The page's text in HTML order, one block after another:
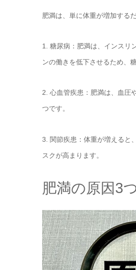
肥満は、単に体重が増加する
1. 糖尿病：肥満は、インスリ
ンの働きを低下させるため、
2. 心血管疾患：肥満は、血圧
つです。
3. 関節疾患：体重が増えると
スクが高まります。
肥満の原因3